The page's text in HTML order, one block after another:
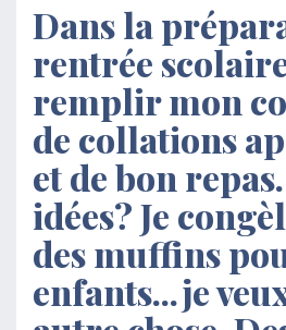
Dans la
rentrée
remplir mon
de collations
et de bon
idées? Je
des muffins
enfants...je